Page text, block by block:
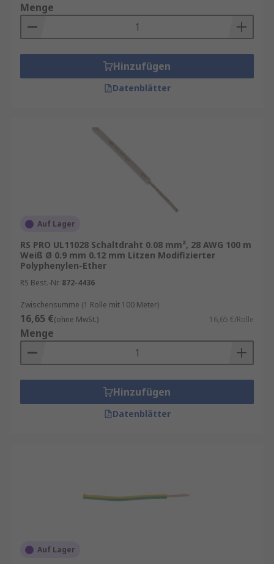
Menge
Hinzufügen
Datenblätter
Auf Lager
RS PRO UL11028 Schaltdraht 0.08 mm², 28 AWG 100 m
Weiß Ø 0.9 mm 0.12 mm Litzen Modifizierter
Polyphenylen-Ether
RS Best.-Nr. 872-4436
Zwischensumme (1 Rolle mit 100 Meter)
16,65 €(ohne MwSt.) 16,65 €/Rolle
Menge
Hinzufügen
Datenblätter
Auf Lager